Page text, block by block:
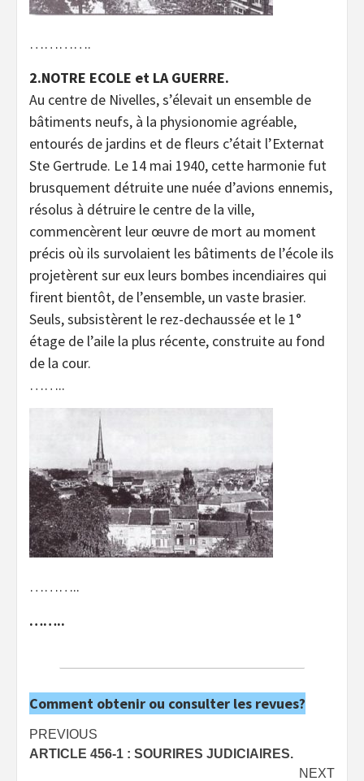
………….
2.NOTRE ECOLE et LA GUERRE.
Au centre de Nivelles, s’élevait un ensemble de
bâtiments neufs, à la physionomie agréable,
entourés de jardins et de fleurs c’était l’Externat
Ste Gertrude. Le 14 mai 1940, cette harmonie fut
brusquement détruite une nuée d’avions ennemis,
résolus à détruire le centre de la ville,
commencèrent leur œuvre de mort au moment
précis où ils survolaient les bâtiments de l’école ils
projetèrent sur eux leurs bombes incendiaires qui
firent bientôt, de l’ensemble, un vaste brasier.
Seuls, subsistèrent le rez-dechaussée et le 1°
étage de l’aile la plus récente, construite au fond
de la cour.
……..
………..
……..
Comment obtenir ou consulter les revues?
Post
navigation
PREVIOUS
ARTICLE 456-1 : SOURIRES JUDICIAIRES.
NEXT